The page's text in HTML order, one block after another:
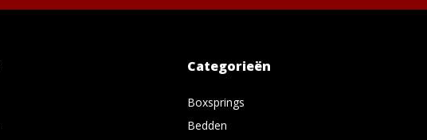
Categorieën
Boxsprings
Bedden